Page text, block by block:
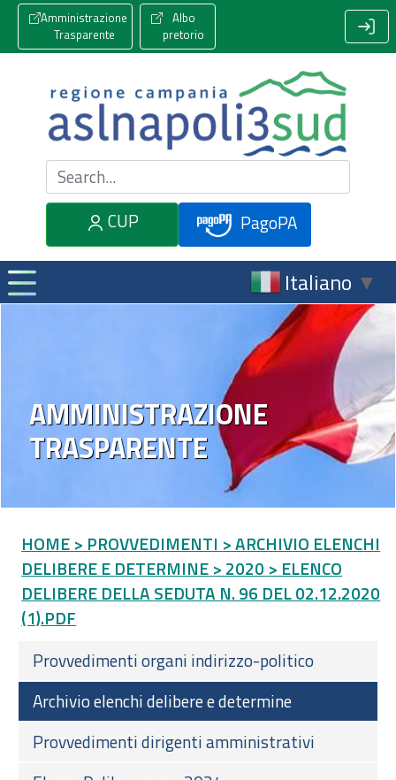
Amministrazione
Trasparente
Albo
pretorio
Cerca nel sito
CUP
PagoPA
Italiano ▼
AMMINISTRAZIONE
TRASPARENTE
HOME > PROVVEDIMENTI > ARCHIVIO ELENCHI
DELIBERE E DETERMINE > 2020 > ELENCO
DELIBERE DELLA SEDUTA N. 96 DEL 02.12.2020
(1).PDF
Provvedimenti organi indirizzo-politico
Archivio elenchi delibere e determine
Provvedimenti dirigenti amministrativi